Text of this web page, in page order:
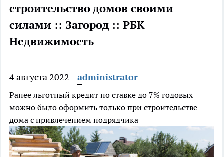
строительство домов своими
силами :: Загород :: РБК
Недвижимость
4 августа 2022 administrator
Ранее льготный кредит по ставке до 7% годовых
можно было оформить только при строительстве
дома с привлечением подрядчика